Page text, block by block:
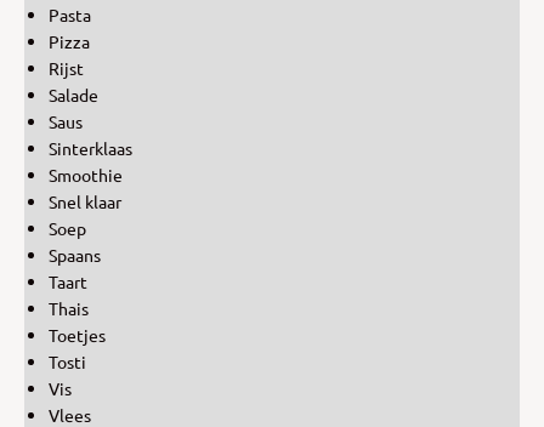
Pasta
Pizza
Rijst
Salade
Saus
Sinterklaas
Smoothie
Snel klaar
Soep
Spaans
Taart
Thais
Toetjes
Tosti
Vis
Vlees